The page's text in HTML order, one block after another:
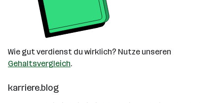
Wie gut verdienst du wirklich? Nutze unseren
Gehaltsvergleich.
karriere.blog